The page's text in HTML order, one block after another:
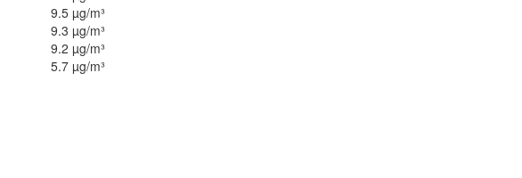
9.5 µg/m³
9.3 µg/m³
9.2 µg/m³
5.7 µg/m³